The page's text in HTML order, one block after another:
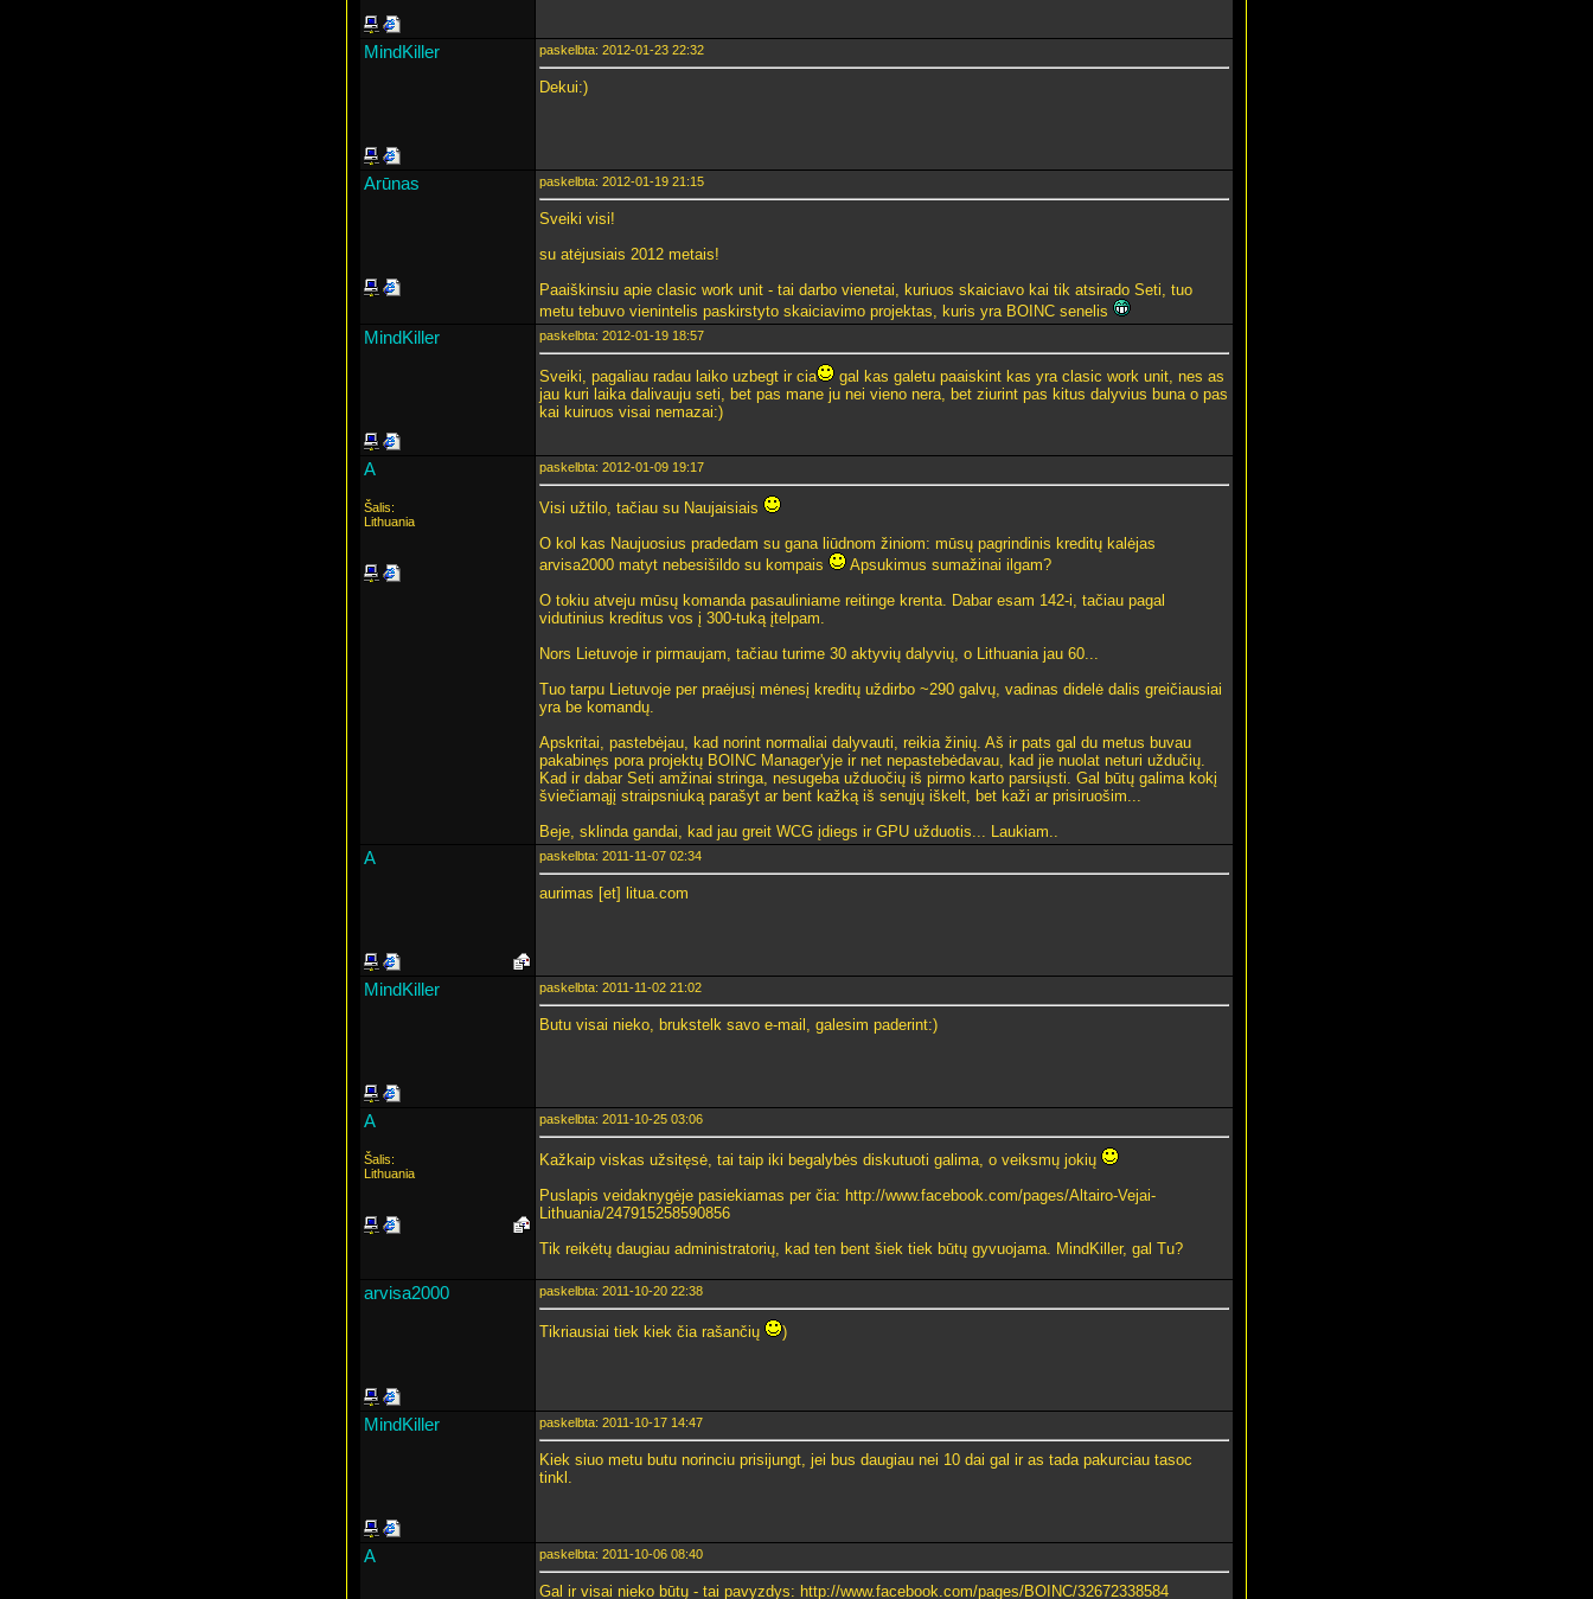
MindKiller paskelbta: 2012-01-23 22:32
Dekui:)
Arūnas paskelbta: 2012-01-19 21:15
Sveiki visi!
su atėjusiais 2012 metais!
Paaiškinsiu apie clasic work unit - tai darbo vienetai, kuriuos skaiciavo kai tik atsirado Seti, tuo
metu tebuvo vienintelis paskirstyto skaiciavimo projektas, kuris yra BOINC senelis
MindKiller paskelbta: 2012-01-19 18:57
Sveiki, pagaliau radau laiko uzbegt ir cia
gal kas galetu paaiskint kas yra clasic work unit, nes as
jau kuri laika dalivauju seti, bet pas mane ju nei vieno nera, bet ziurint pas kitus dalyvius buna o pas
kai kuiruos visai nemazai:)
A
Šalis:
Lithuania
paskelbta: 2012-01-09 19:17
Visi užtilo, tačiau su Naujaisiais
O kol kas Naujuosius pradedam su gana liūdnom žiniom: mūsų pagrindinis kreditų kalėjas
arvisa2000 matyt nebesišildo su kompais
Apsukimus sumažinai ilgam?
O tokiu atveju mūsų komanda pasauliniame reitinge krenta. Dabar esam 142-i, tačiau pagal
vidutinius kreditus vos į 300-tuką įtelpam.
Nors Lietuvoje ir pirmaujam, tačiau turime 30 aktyvių dalyvių, o Lithuania jau 60...
Tuo tarpu Lietuvoje per praėjusį mėnesį kreditų uždirbo ~290 galvų, vadinas didelė dalis greičiausiai
yra be komandų.
Apskritai, pastebėjau, kad norint normaliai dalyvauti, reikia žinių. Aš ir pats gal du metus buvau
pakabinęs pora projektų BOINC Manager'yje ir net nepastebėdavau, kad jie nuolat neturi uždučių.
Kad ir dabar Seti amžinai stringa, nesugeba užduočių iš pirmo karto parsiųsti. Gal būtų galima kokį
šviečiamąjį straipsniuką parašyt ar bent kažką iš senųjų iškelt, bet kaži ar prisiruošim...
Beje, sklinda gandai, kad jau greit WCG įdiegs ir GPU užduotis... Laukiam..
A paskelbta: 2011-11-07 02:34
aurimas [et] litua.com
MindKiller paskelbta: 2011-11-02 21:02
Butu visai nieko, brukstelk savo e-mail, galesim paderint:)
A
Šalis:
Lithuania
paskelbta: 2011-10-25 03:06
Kažkaip viskas užsitęsė, tai taip iki begalybės diskutuoti galima, o veiksmų jokių
Puslapis veidaknygėje pasiekiamas per čia: http://www.facebook.com/pages/Altairo-Vejai-
Lithuania/247915258590856
Tik reikėtų daugiau administratorių, kad ten bent šiek tiek būtų gyvuojama. MindKiller, gal Tu?
arvisa2000 paskelbta: 2011-10-20 22:38
Tikriausiai tiek kiek čia rašančių )
MindKiller paskelbta: 2011-10-17 14:47
Kiek siuo metu butu norinciu prisijungt, jei bus daugiau nei 10 dai gal ir as tada pakurciau tasoc
tinkl.
A paskelbta: 2011-10-06 08:40
Gal ir visai nieko būtų - tai pavyzdys: http://www.facebook.com/pages/BOINC/32672338584